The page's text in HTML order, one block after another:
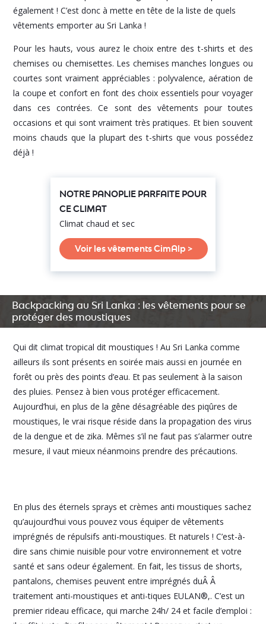
également ! C’est donc à mette en tête de la liste de quels
vêtements emporter au Sri Lanka !
Pour les hauts, vous aurez le choix entre des t-shirts et des
chemises ou chemisettes. Les chemises manches longues ou
courtes sont vraiment appréciables : polyvalence, aération de
la coupe et confort en font des choix essentiels pour voyager
dans ces contrées. Ce sont des vêtements pour toutes
occasions et qui sont vraiment très pratiques. Et bien souvent
moins chauds que la plupart des t-shirts que vous possédez
déjà !
NOTRE PANOPLIE PARFAITE POUR
CE CLIMAT
Climat chaud et sec
Voir les vêtements CimAlp >
Backpacking au Sri Lanka : les vêtements pour se
protéger des moustiques
Qui dit climat tropical dit moustiques ! Au Sri Lanka comme
ailleurs ils sont présents en soirée mais aussi en journée en
forêt ou près des points d’eau. Et pas seulement à la saison
des pluies. Pensez à bien vous protéger efficacement.
Aujourd’hui, en plus de la gêne désagréable des piqûres de
moustiques, le vrai risque réside dans la propagation des virus
de la dengue et de zika. Mêmes s’il ne faut pas s’alarmer outre
mesure, il vaut mieux néanmoins prendre des précautions.
En plus des éternels sprays et crèmes anti moustiques sachez
qu’aujourd’hui vous pouvez vous équiper de vêtements
imprégnés de répulsifs anti-moustiques. Et naturels ! C’est-à-
dire sans chimie nuisible pour votre environnement et votre
santé et sans odeur également. En fait, les tissus de shorts,
pantalons, chemises peuvent entre imprégnés duÂ Â
traitement anti-moustiques et anti-tiques EULAN®,. C’est un
premier rideau efficace, qui marche 24h/ 24 et facile d’emploi :